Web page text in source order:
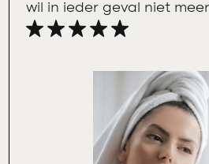
wil in ieder geval niet